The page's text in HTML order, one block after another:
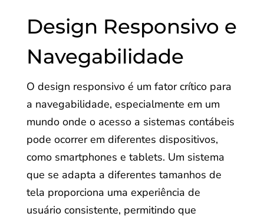
Design Responsivo e
Navegabilidade
O design responsivo é um fator crítico para
a navegabilidade, especialmente em um
mundo onde o acesso a sistemas contábeis
pode ocorrer em diferentes dispositivos,
como smartphones e tablets. Um sistema
que se adapta a diferentes tamanhos de
tela proporciona uma experiência de
usuário consistente, permitindo que